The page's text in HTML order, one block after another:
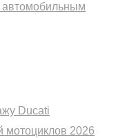
автомобильным
Ducati
мотоциклов 2026